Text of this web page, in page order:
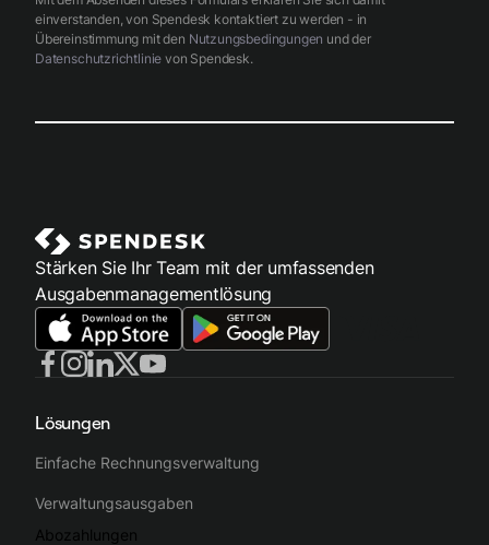
einverstanden, von Spendesk kontaktiert zu werden - in
Übereinstimmung mit den Nutzungsbedingungen und der
Datenschutzrichtlinie von Spendesk.
Stärken Sie Ihr Team mit der umfassenden
Ausgabenmanagementlösung
Lösungen
Einfache Rechnungsverwaltung
Verwaltungsausgaben
Abozahlungen